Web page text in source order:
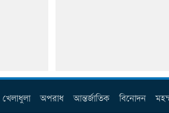
খেলাধুলা অপরাধ আন্তর্জাতিক বিনোদন